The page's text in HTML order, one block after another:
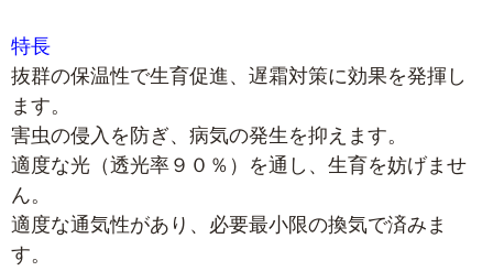
特長
抜群の保温性で生育促進、遅霜対策に効果を発揮し
ます。
害虫の侵入を防ぎ、病気の発生を抑えます。
適度な光（透光率９０％）を通し、生育を妨げませ
ん。
適度な通気性があり、必要最小限の換気で済みま
す。